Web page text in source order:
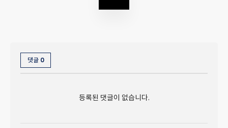
댓글 0
등록된 댓글이 없습니다.